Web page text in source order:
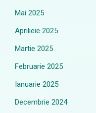
Mai 2025
Aprilieie 2025
Martie 2025
Februarie 2025
Ianuarie 2025
Decembrie 2024